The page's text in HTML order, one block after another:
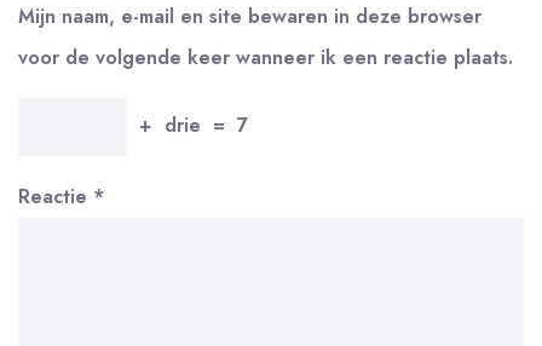
Mijn naam, e-mail en site bewaren in deze browser
voor de volgende keer wanneer ik een reactie plaats.
+ drie = 7
Reactie *